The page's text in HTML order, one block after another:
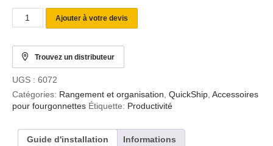
Ajouter à votre devis
Trouvez un distributeur
UGS : 6072
Catégories: Rangement et organisation, QuickShip, Accessoires
pour fourgonnettes Étiquette: Productivité
Guide d'installation Informations